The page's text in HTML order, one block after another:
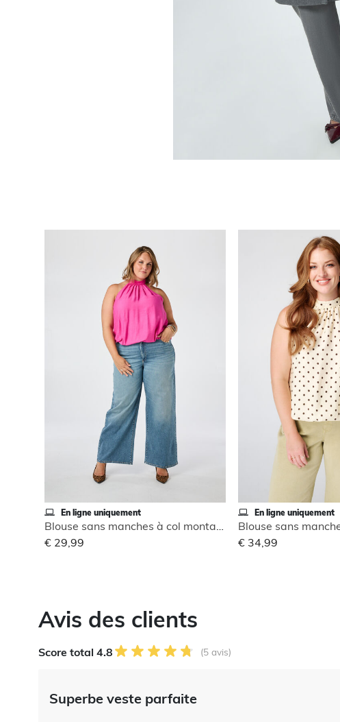
En ligne uniquement
Blouse sans manches à col montant
€ 29,99
En ligne uniquement
€ 34,99
Avis des clients
Score total 4.8 (5 avis)
Superbe veste parfaite